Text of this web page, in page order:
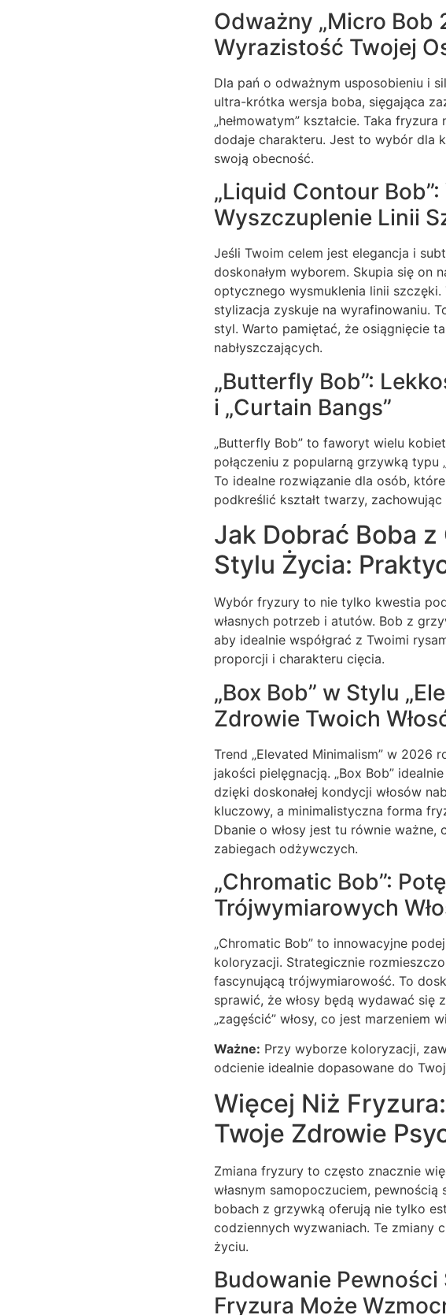
Odważny „Micro Bob
Wyrazistość Twojej
Dla pań o odważnym usposobieniu i
ultra-krótka wersja boba, sięgająca
„hełmowatym” kształcie. Taka
dodaje charakteru. Jest to wybór dla
swoją obecność.
„Liquid Contour
Wyszczuplenie Linii
Jeśli Twoim celem jest elegancja i
doskonałym wyborem. Skupia się on
optycznego wysmuklenia linii szczęki.
stylizacja zyskuje na wyrafinowaniu.
styl. Warto pamiętać, że osiągnięcie
nabłyszczających.
„Butterfly Bob”:
i „Curtain Bangs”
„Butterfly Bob” to faworyt wielu
połączeniu z popularną grzywką typu
To idealne rozwiązanie dla osób,
podkreślić kształt twarzy,
Jak Dobrać Boba
Stylu Życia:
Wybór fryzury to nie tylko kwestia
własnych potrzeb i atutów. Bob z
aby idealnie współgrać z Twoimi
proporcji i charakteru cięcia.
„Box Bob” w Stylu
Zdrowie Twoich
Trend „Elevated Minimalism” w 2026
jakości pielęgnacją. „Box Bob”
dzięki doskonałej kondycji włosów
kluczowy, a minimalistyczna forma
Dbanie o włosy jest tu równie
zabiegach odżywczych.
„Chromatic Bob”:
Trójwymiarowych
„Chromatic Bob” to innowacyjne
koloryzacji. Strategicznie
fascynującą trójwymiarowość. To
sprawić, że włosy będą wydawać się
„zagęścić” włosy, co jest marzeniem
Ważne: Przy wyborze koloryzacji,
odcienie idealnie dopasowane do
Więcej Niż
Twoje Zdrowie
Zmiana fryzury to często znacznie
własnym samopoczuciem,
bobach z grzywką oferują nie tylko
codziennych wyzwaniach. Te zmiany
życiu.
Budowanie
Fryzura Może